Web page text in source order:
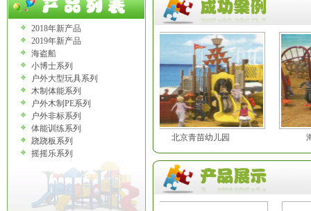
2018年新产品
2019年新产品
海盗船
小博士系列
户外大型玩具系列
木制体能系列
户外木制PE系列
户外非标系列
体能训练系列
跷跷板系列
摇摇乐系列
保利神州半岛 北京青苗幼儿园 海